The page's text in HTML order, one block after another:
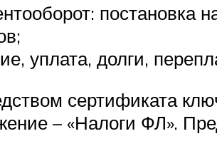
уплата, долги,
сертификата
– «Налоги ФЛ».